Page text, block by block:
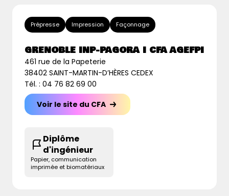
Prépresse Impression Façonnage
GRENOBLE INP-PAGORA I CFA AGEFPI
461 rue de la Papeterie
38402 SAINT-MARTIN-D’HÈRES CEDEX
Tél. : 04 76 82 69 00
Voir le site du CFA
Diplôme
d'ingénieur
Papier, communication
imprimée et biomatériaux